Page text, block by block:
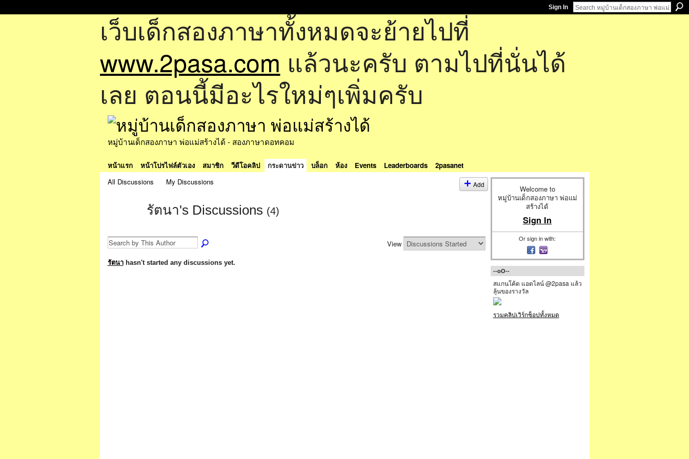
Sign In
เว็บเด็กสองภาษาทั้งหมดจะย้ายไปที่
www.2pasa.com แล้วนะครับ ตามไปที่นั่นได้
เลย ตอนนี้มีอะไรใหม่ๆเพิ่มครับ
หมู่บ้านเด็กสองภาษา พ่อแม่สร้างได้ - สองภาษาดอทคอม
หน้าแรก หน้าโปรไฟล์ตัวเอง สมาชิก วีดีโอคลิป กระดานข่าว บล็อก ห้อง Events Leaderboards
2pasanet
All Discussions
My Discussions Add
รัตนา's Discussions (4)
View
รัตนาhasn't started any discussions yet.
Welcome to
หมู่บ้านเด็กสองภาษา พ่อแม่
สร้างได้
Sign In
Or sign in with:
--oO--
สแกนโค้ด แอดไลน์ @2pasa แล้ว
ลุ้นของรางวัล
รวมคลิปเวิร์กช็อปทั้งหมด